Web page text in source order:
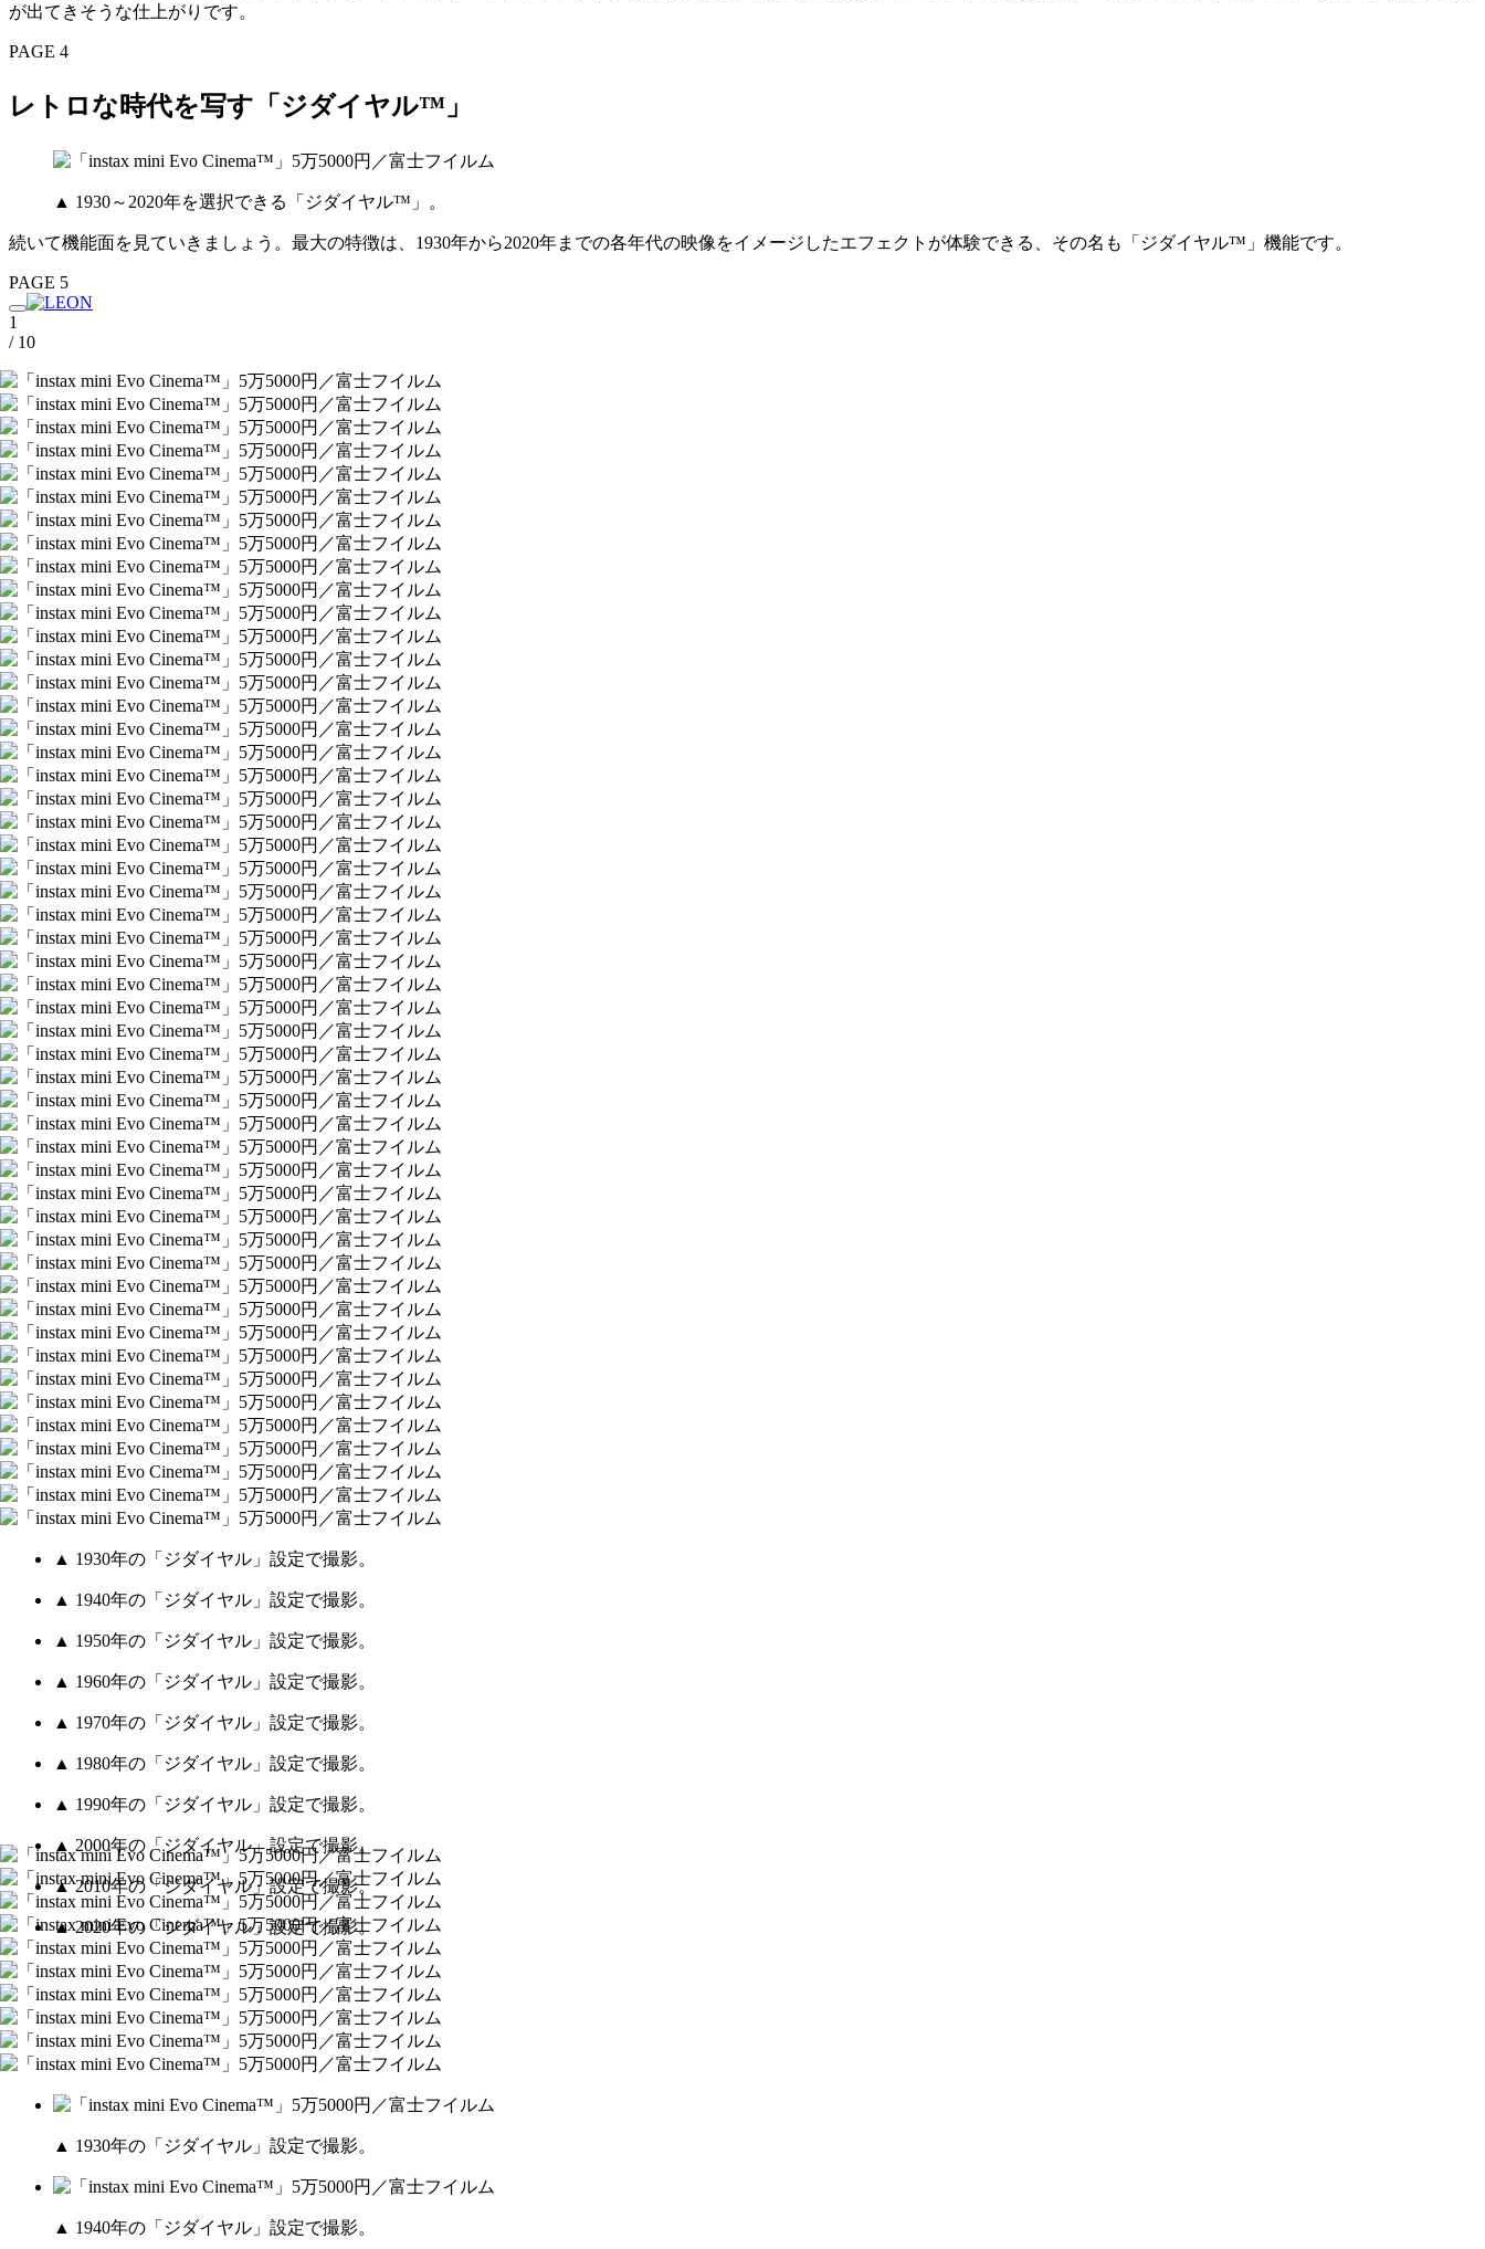
が出てきそうな仕上がりです。
PAGE 4
レトロな時代を写す 「ジダイヤル™」
▲ 1930～2020年を選択できる「ジダイヤル™」。
続いて機能面を見ていきましょう。最大の特徴は、1930年から2020年までの各年代の映像をイメージしたエフェクトが体験できる、その名も「ジダイヤル™」機能です。
PAGE 5
1
/ 10
▲ 1930年の「ジダイヤル」設定で撮影。
▲ 1940年の「ジダイヤル」設定で撮影。
▲ 1950年の「ジダイヤル」設定で撮影。
▲ 1960年の「ジダイヤル」設定で撮影。
▲ 1970年の「ジダイヤル」設定で撮影。
▲ 1980年の「ジダイヤル」設定で撮影。
▲ 1990年の「ジダイヤル」設定で撮影。
▲ 2000年の「ジダイヤル」設定で撮影。
▲ 2010年の「ジダイヤル」設定で撮影。
▲ 2020年の「ジダイヤル」設定で撮影。
▲ 1930年の「ジダイヤル」設定で撮影。
▲ 1940年の「ジダイヤル」設定で撮影。